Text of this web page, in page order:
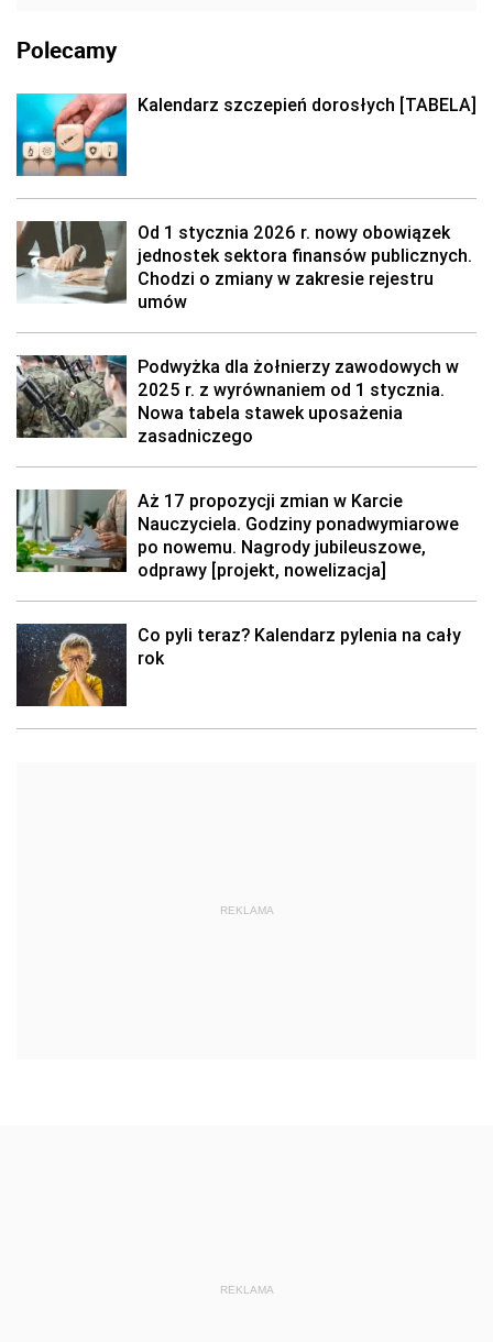
Polecamy
Kalendarz szczepień dorosłych [TABELA]
Od 1 stycznia 2026 r. nowy obowiązek
jednostek sektora finansów publicznych.
Chodzi o zmiany w zakresie rejestru
umów
Podwyżka dla żołnierzy zawodowych w
2025 r. z wyrównaniem od 1 stycznia.
Nowa tabela stawek uposażenia
zasadniczego
Aż 17 propozycji zmian w Karcie
Nauczyciela. Godziny ponadwymiarowe
po nowemu. Nagrody jubileuszowe,
odprawy [projekt, nowelizacja]
Co pyli teraz? Kalendarz pylenia na cały
rok
REKLAMA
REKLAMA